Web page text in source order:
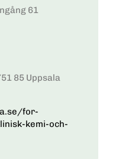
61
85 Uppsala
for-
kemi-och-